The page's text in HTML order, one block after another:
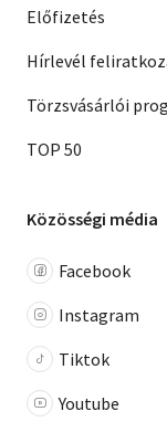
Előfizetés
Hírlevél
Törzsvásárlói
TOP 50
Közösségi média
Facebook
Instagram
Tiktok
Youtube